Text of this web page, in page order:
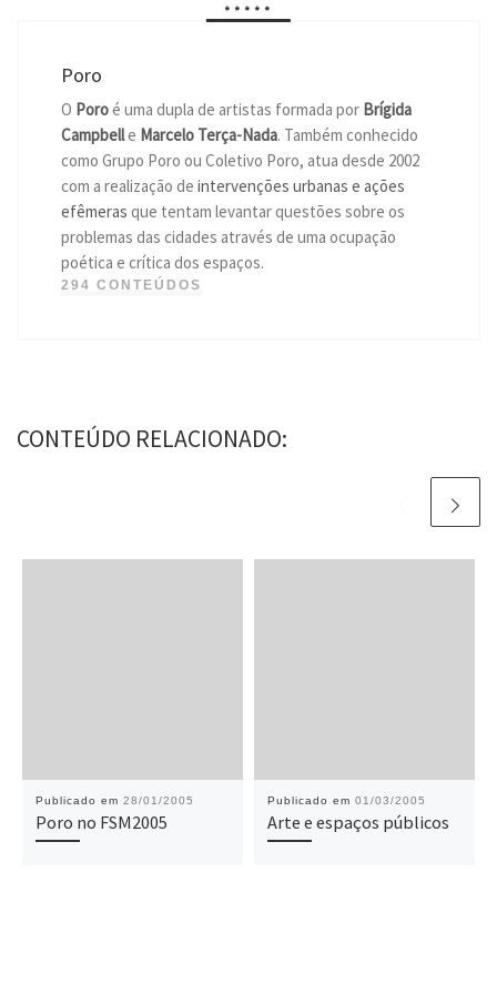
*****
Poro
O Poroé uma dupla de artistas formada por Brígida
Campbelle Marcelo Terça-Nada. Também conhecido
como Grupo Poro ou Coletivo Poro, atua desde 2002
com a realização de intervenções urbanas e ações
efêmeras que tentam levantar questões sobre os
problemas das cidades através de uma ocupação
poética e crítica dos espaços.
294 CONTEÚDOS
CONTEÚDO RELACIONADO:
Publicado em 28/01/2005
Poro no FSM2005
Publicado em 01/03/2005
Arte e espaços públicos